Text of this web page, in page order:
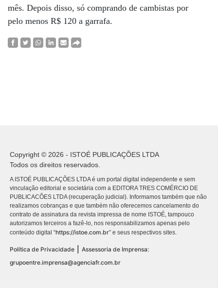
mês. Depois disso, só comprando de cambistas por
pelo menos R$ 120 a garrafa.
Copyright © 2026 - ISTOÉ PUBLICAÇÕES LTDA
Todos os direitos reservados.
A ISTOÉ PUBLICAÇÕES LTDA é um portal digital independente e sem
vinculação editorial e societária com a EDITORA TRES COMÉRCIO DE
PUBLICACÕES LTDA (recuperação judicial). Informamos também que não
realizamos cobranças e que também não oferecemos cancelamento do
contrato de assinatura da revista impressa de nome ISTOÉ, tampouco
autorizamos terceiros a fazê-lo, nos responsabilizamos apenas pelo
conteúdo digital “https://istoe.com.br” e seus respectivos sites.
Política de Privacidade
Assessoria de Imprensa:
grupoentre.imprensa@agenciafr.com.br